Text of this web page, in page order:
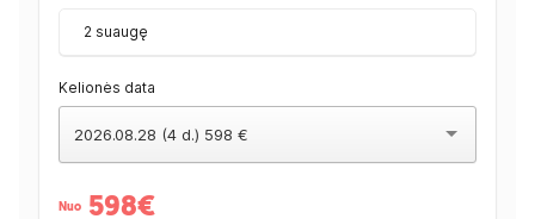
2 suaugę
Kelionės data
2026.08.28 (4 d.) 598 €
Nuo 598€